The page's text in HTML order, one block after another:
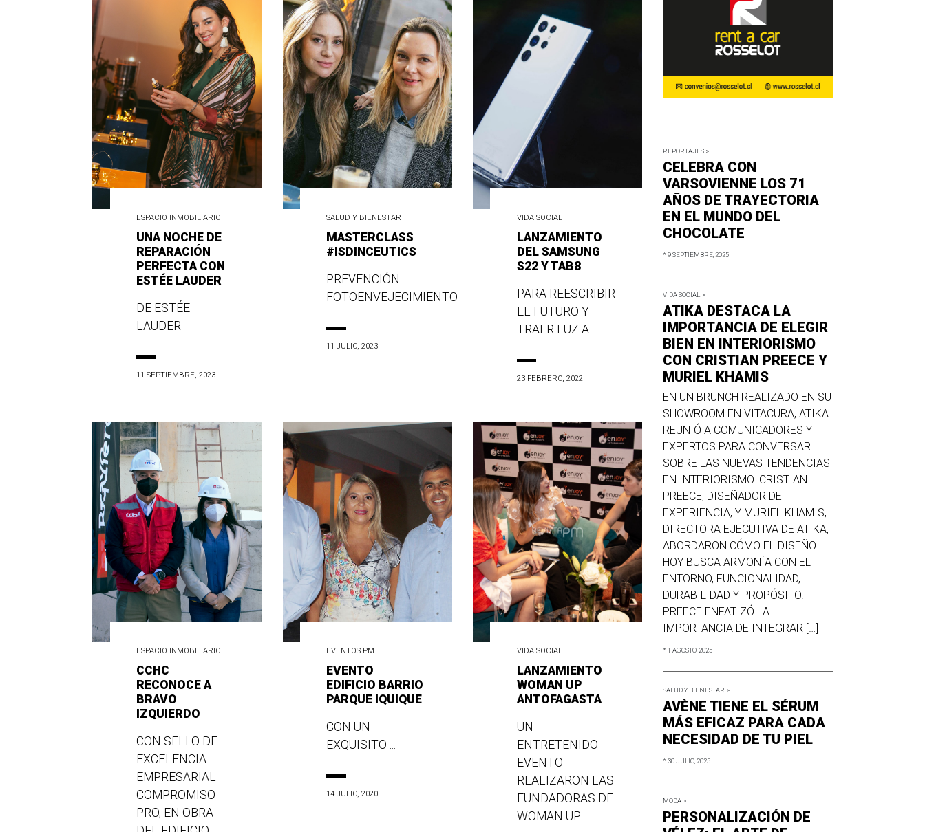
ESPACIO INMOBILIARIO
UNA NOCHE DE
REPARACIÓN
PERFECTA CON
ESTÉE LAUDER
DE ESTÉE
LAUDER
11 SEPTIEMBRE, 2023
SALUD Y BIENESTAR
MASTERCLASS
#ISDINCEUTICS
PREVENCIÓN
FOTOENVEJECIMIENTO
11 JULIO, 2023
VIDA SOCIAL
LANZAMIENTO
DEL SAMSUNG
S22 Y TAB8
PARA REESCRIBIR
EL FUTURO Y
TRAER LUZ A ...
23 FEBRERO, 2022
ESPACIO INMOBILIARIO
CCHC
RECONOCE A
BRAVO
IZQUIERDO
CON SELLO DE
EXCELENCIA
EMPRESARIAL
COMPROMISO
PRO, EN OBRA
EVENTOS PM
EVENTO
EDIFICIO BARRIO
PARQUE IQUIQUE
CON UN
EXQUISITO ...
14 JULIO, 2020
VIDA SOCIAL
LANZAMIENTO
WOMAN UP
ANTOFAGASTA
UN
ENTRETENIDO
EVENTO
REALIZARON LAS
FUNDADORAS DE
WOMAN UP.
REPORTAJES >
CELEBRA CON
VARSOVIENNE LOS 71
AÑOS DE TRAYECTORIA
EN EL MUNDO DEL
CHOCOLATE
* 9 SEPTIEMBRE, 2025
VIDA SOCIAL >
ATIKA DESTACA LA
IMPORTANCIA DE ELEGIR
BIEN EN INTERIORISMO
CON CRISTIAN PREECE Y
MURIEL KHAMIS
EN UN BRUNCH REALIZADO EN SU
SHOWROOM EN VITACURA, ATIKA
REUNIÓ A COMUNICADORES Y
EXPERTOS PARA CONVERSAR
SOBRE LAS NUEVAS TENDENCIAS
EN INTERIORISMO. CRISTIAN
PREECE, DISEÑADOR DE
EXPERIENCIA, Y MURIEL KHAMIS,
DIRECTORA EJECUTIVA DE ATIKA,
ABORDARON CÓMO EL DISEÑO
HOY BUSCA ARMONÍA CON EL
ENTORNO, FUNCIONALIDAD,
DURABILIDAD Y PROPÓSITO.
PREECE ENFATIZÓ LA
IMPORTANCIA DE INTEGRAR […]
* 1 AGOSTO, 2025
SALUD Y BIENESTAR >
AVÈNE TIENE EL SÉRUM
MÁS EFICAZ PARA CADA
NECESIDAD DE TU PIEL
* 30 JULIO, 2025
MODA >
PERSONALIZACIÓN DE